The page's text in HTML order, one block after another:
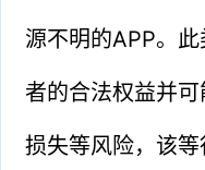
源不明的APP。
者的合法权益并
损失等风险，该